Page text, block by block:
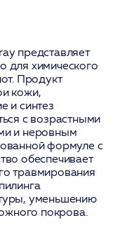
представляет
для химического
Продукт
кожи,
и синтез
с возрастными
и неровным
формуле с
обеспечивает
травмирования
уменьшению
покрова.